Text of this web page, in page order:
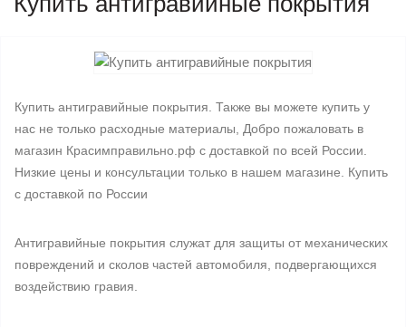
Купить антигравийные покрытия. Также вы можете купить у
нас не только расходные материалы, Добро пожаловать в
магазин Красимправильно.рф с доставкой по всей России.
Низкие цены и консультации только в нашем магазине. Купить
с доставкой по России
Антигравийные покрытия служат для защиты от механических
повреждений и сколов частей автомобиля, подвергающихся
воздействию гравия.